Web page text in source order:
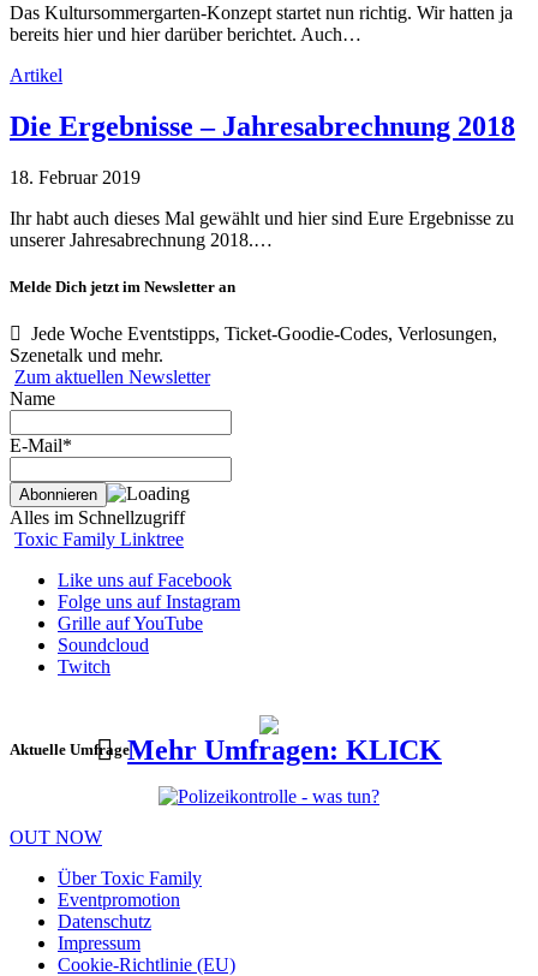
Das Kultursommergarten-Konzept startet nun richtig. Wir hatten ja
bereits hier und hier darüber berichtet. Auch…
Artikel
Die Ergebnisse – Jahresabrechnung 2018
18. Februar 2019
Ihr habt auch dieses Mal gewählt und hier sind Eure Ergebnisse zu
unserer Jahresabrechnung 2018.…
Melde Dich jetzt im Newsletter an
Jede Woche Eventstipps, Ticket-Goodie-Codes, Verlosungen,
Szenetalk und mehr.
Zum aktuellen Newsletter
Name
E-Mail*
Alles im Schnellzugriff
Toxic Family Linktree
Like uns auf Facebook
Folge uns auf Instagram
Grille auf YouTube
Soundcloud
Twitch
Aktuelle UmfrageMehr Umfragen: KLICK
OUT NOW
Über Toxic Family
Eventpromotion
Datenschutz
Impressum
Cookie-Richtlinie (EU)